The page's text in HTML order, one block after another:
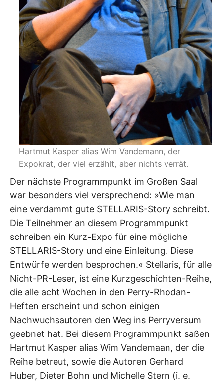
Hartmut Kasper alias Wim Vandemann, der
Expokrat, der viel erzählt, aber nichts verrät.
Der nächste Programmpunkt im Großen Saal
war besonders viel versprechend: »Wie man
eine verdammt gute STELLARIS-Story schreibt.
Die Teilnehmer an diesem Programmpunkt
schreiben ein Kurz-Expo für eine mögliche
STELLARIS-Story und eine Einleitung. Diese
Entwürfe werden besprochen.« Stellaris, für alle
Nicht-PR-Leser, ist eine Kurzgeschichten-Reihe,
die alle acht Wochen in den Perry-Rhodan-
Heften erscheint und schon einigen
Nachwuchsautoren den Weg ins Perryversum
geebnet hat. Bei diesem Programmpunkt saßen
Hartmut Kasper alias Wim Vandemaan, der die
Reihe betreut, sowie die Autoren Gerhard
Huber, Dieter Bohn und Michelle Stern (i. e.